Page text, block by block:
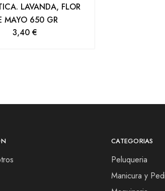
LAVANDA, FLOR
MAYO 650 GR
3,40 €
CATEGORIAS
Peluqueria
Manicura y